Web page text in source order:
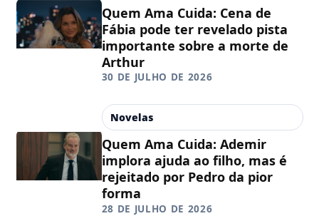
Quem Ama Cuida: Cena de
Fábia pode ter revelado pista
importante sobre a morte de
Arthur
30 DE JULHO DE 2026
Novelas
Quem Ama Cuida: Ademir
implora ajuda ao filho, mas é
rejeitado por Pedro da pior
forma
28 DE JULHO DE 2026